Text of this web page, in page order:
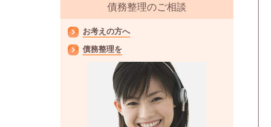
債務整理のご相談
お考えの方へ
債務整理を